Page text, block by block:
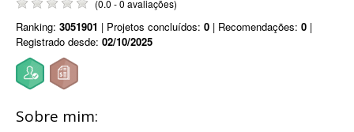
(0.0 - 0 avaliações)
Ranking: 3051901 | Projetos concluídos: 0 | Recomendações: 0 |
Registrado desde: 02/10/2025
Sobre mim: